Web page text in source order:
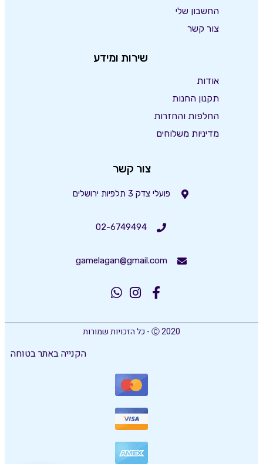
החשבון שלי
צור קשר
שירות ומידע
אודות
תקנון החנות
החלפות והחזרות
מדיניות משלוחים
צור קשר
פועלי צדק 3 תלפיות ירושלים
02-6749494
gamelagan@gmail.com
Ⓒ 2020 - כל הזכויות שמורות
הקנייה באתר בטוחה